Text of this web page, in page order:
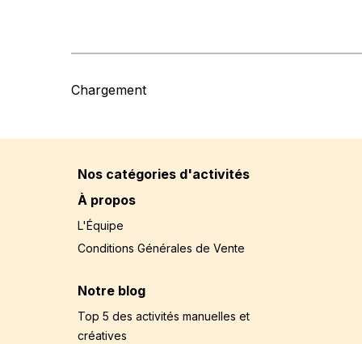
Chargement
Nos catégories d'activités
À propos
L'Équipe
Conditions Générales de Vente
Notre blog
Top 5 des activités manuelles et
créatives